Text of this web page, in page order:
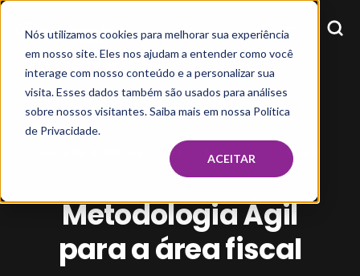
Nós utilizamos cookies para melhorar sua experiência
em nosso site. Eles nos ajudam a entender como você
interage com nosso conteúdo e a personalizar sua
visita. Esses dados também são usados para análises
sobre nossos visitantes. Saiba mais em nossa Política
de Privacidade.
ACEITAR
AUG 6, 2021, 9:00:22 AM
Metodologia Ágil
para a área fiscal